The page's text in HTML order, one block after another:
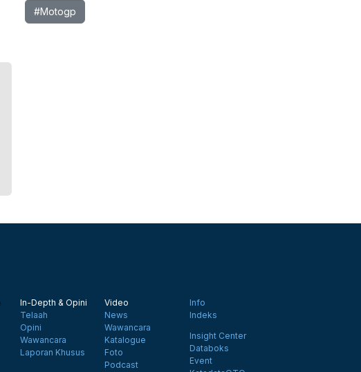
#Motogp
In-Depth & Opini
Telaah
Opini
Wawancara
Laporan Khusus
Video
News
Wawancara
Katalogue
Foto
Podcast
Info
Indeks
Insight Center
Databoks
Event